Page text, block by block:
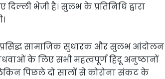
भेजी है। सुलभ के प्रतिनिधि द्वारा
सामाजिक सुधारक और सुलभ आंदोलन
के लिए सभी महत्वपूर्ण हिंदू अनुष्ठानों
पिछले दो सालों से कोरोना संकट के